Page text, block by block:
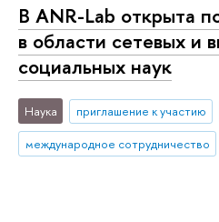
В ANR-Lab открыта
в области сетевых и
социальных наук
Наука приглашение к участию
международное сотрудничество